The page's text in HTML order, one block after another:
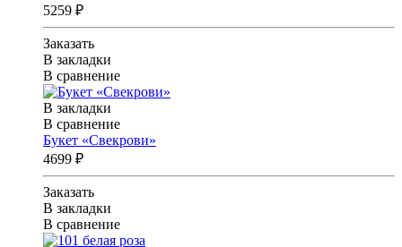
5259 ₽
Заказать
В закладки
В сравнение
В закладки
В сравнение
Букет «Свекрови»
4699 ₽
Заказать
В закладки
В сравнение